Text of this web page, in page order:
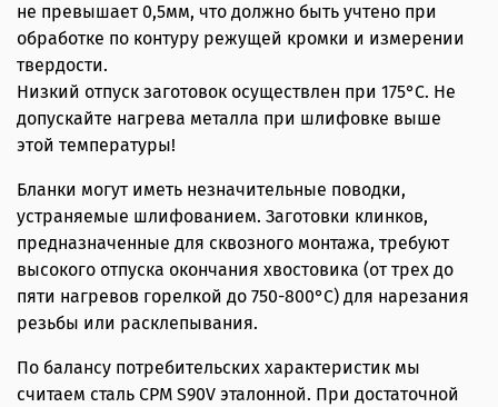
не превышает 0,5мм, что должно быть учтено при
обработке по контуру режущей кромки и измерении
твердости.
Низкий отпуск заготовок осуществлен при 175°С. Не
допускайте нагрева металла при шлифовке выше
этой температуры!
Бланки могут иметь незначительные поводки,
устраняемые шлифованием. Заготовки клинков,
предназначенные для сквозного монтажа, требуют
высокого отпуска окончания хвостовика (от трех до
пяти нагревов горелкой до 750-800°С) для нарезания
резьбы или расклепывания.
По балансу потребительских характеристик мы
считаем сталь CPM S90V эталонной. При достаточной